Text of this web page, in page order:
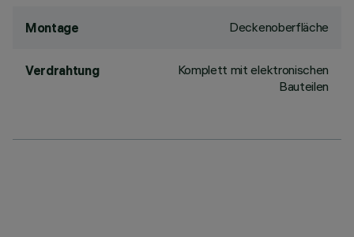
Montage Deckenoberfläche
Verdrahtung
Komplett mit elektronischen
Bauteilen